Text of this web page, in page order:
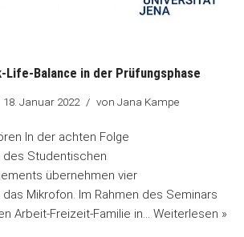
Life-Balance in der Prüfungsphase
18. Januar 2022 von Jana Kampe
In der achten Folge
des Studentischen
übernehmen vier
Mikrofon. Im Rahmen des Seminars
Arbeit-Freizeit-Familie in… Weiterlesen »